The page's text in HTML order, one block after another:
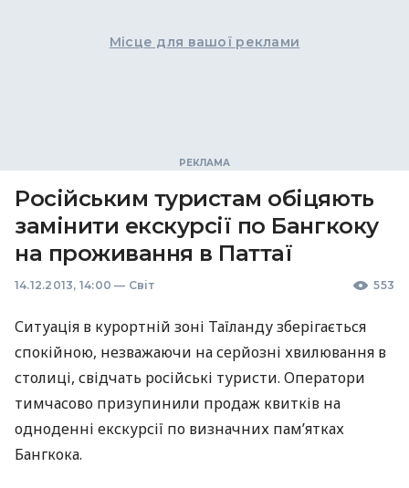
Місце для вашої реклами
Російським туристам обіцяють
замінити екскурсії по Бангкоку
на проживання в Паттаї
14.12.2013, 14:00 — Світ 553
Ситуація в курортній зоні Таїланду зберігається
спокійною, незважаючи на серйозні хвилювання в
столиці, свідчать російські туристи. Оператори
тимчасово призупинили продаж квитків на
одноденні екскурсії по визначних пам’ятках
Бангкока.